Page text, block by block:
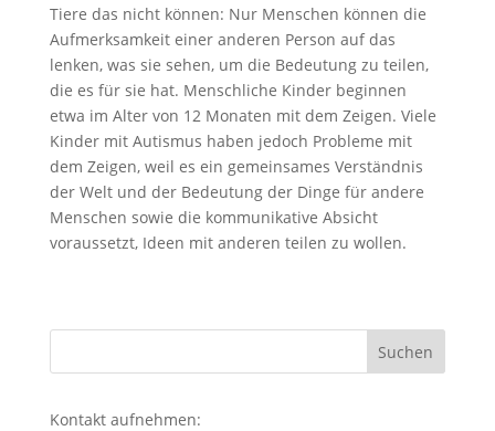
Tiere das nicht können: Nur Menschen können die
Aufmerksamkeit einer anderen Person auf das
lenken, was sie sehen, um die Bedeutung zu teilen,
die es für sie hat. Menschliche Kinder beginnen
etwa im Alter von 12 Monaten mit dem Zeigen. Viele
Kinder mit Autismus haben jedoch Probleme mit
dem Zeigen, weil es ein gemeinsames Verständnis
der Welt und der Bedeutung der Dinge für andere
Menschen sowie die kommunikative Absicht
voraussetzt, Ideen mit anderen teilen zu wollen.
Kontakt aufnehmen: